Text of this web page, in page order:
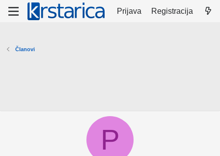
Prijava Registracija
Članovi
P